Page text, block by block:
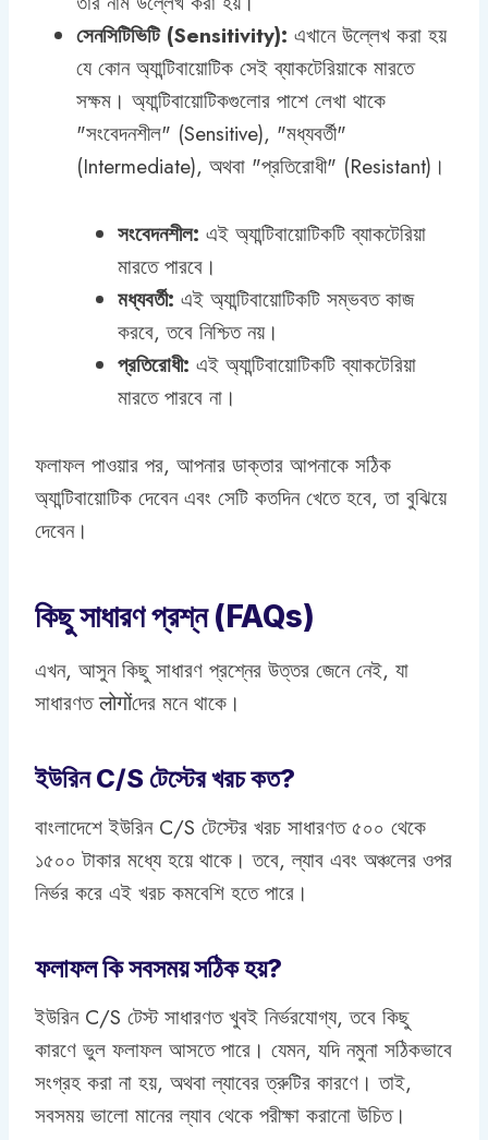
সেনসিটিভিটি (Sensitivity): এখানে উল্লেখ করা হয়
যে কোন অ্যান্টিবায়োটিক সেই ব্যাকটেরিয়াকে মারতে
সক্ষম। অ্যান্টিবায়োটিকগুলোর পাশে লেখা থাকে
"সংবেদনশীল" (Sensitive), "মধ্যবর্তী"
(Intermediate), অথবা "প্রতিরোধী" (Resistant)।
সংবেদনশীল: এই অ্যান্টিবায়োটিকটি ব্যাকটেরিয়া
মারতে পারবে।
মধ্যবর্তী: এই অ্যান্টিবায়োটিকটি সম্ভবত কাজ
করবে, তবে নিশ্চিত নয়।
প্রতিরোধী: এই অ্যান্টিবায়োটিকটি ব্যাকটেরিয়া
মারতে পারবে না।
ফলাফল পাওয়ার পর, আপনার ডাক্তার আপনাকে সঠিক
অ্যান্টিবায়োটিক দেবেন এবং সেটি কতদিন খেতে হবে, তা বুঝিয়ে
দেবেন।
কিছু সাধারণ প্রশ্ন (FAQs)
এখন, আসুন কিছু সাধারণ প্রশ্নের উত্তর জেনে নেই, যা
সাধারণত लोगोंদের মনে থাকে।
ইউরিন C/S টেস্টের খরচ কত?
বাংলাদেশে ইউরিন C/S টেস্টের খরচ সাধারণত ৫০০ থেকে
১৫০০ টাকার মধ্যে হয়ে থাকে। তবে, ল্যাব এবং অঞ্চলের ওপর
নির্ভর করে এই খরচ কমবেশি হতে পারে।
ফলাফল কি সবসময় সঠিক হয়?
ইউরিন C/S টেস্ট সাধারণত খুবই নির্ভরযোগ্য, তবে কিছু
কারণে ভুল ফলাফল আসতে পারে। যেমন, যদি নমুনা সঠিকভাবে
সংগ্রহ করা না হয়, অথবা ল্যাবের ত্রুটির কারণে। তাই,
সবসময় ভালো মানের ল্যাব থেকে পরীক্ষা করানো উচিত।